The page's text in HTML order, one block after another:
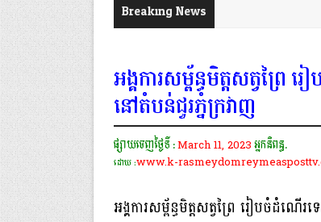
Breaking News
អង្គការសម្ព័ន្ធមិត្តសត្វព្រៃ
នៅតំបន់ជួរភ្នំក្រវាញ
ផ្សាយចេញថ្ងៃទី :March 11, 2023អ្នកនិពន្ធ.
ដោយ :www.k-
អង្គការសម្ព័ន្ធមិត្តសត្វព្រៃ រៀបចំដំណើ